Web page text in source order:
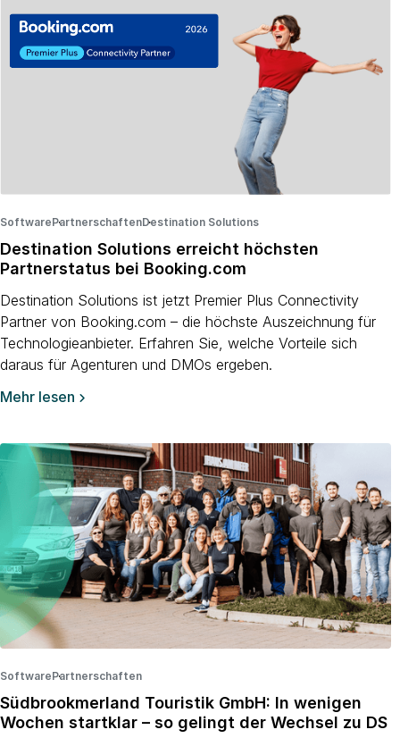
Software ·
Partnerschaften ·
Destination Solutions
Destination Solutions erreicht höchsten
Partnerstatus bei Booking.com
Destination Solutions ist jetzt Premier Plus Connectivity
Partner von Booking.com – die höchste Auszeichnung für
Technologieanbieter. Erfahren Sie, welche Vorteile sich
daraus für Agenturen und DMOs ergeben.
Mehr lesen 
Software ·
Partnerschaften
Südbrookmerland Touristik GmbH: In wenigen
Wochen startklar – so gelingt der Wechsel zu DS